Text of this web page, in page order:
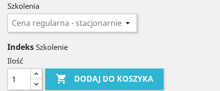
Szkolenia
Indeks Szkolenie
Ilość
 DODAJ DO KOSZYKA